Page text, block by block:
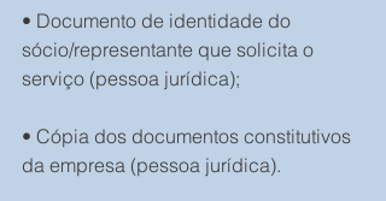
• Documento de identidade do
sócio/representante que solicita o
serviço (pessoa jurídica);
• Cópia dos documentos constitutivos
da empresa (pessoa jurídica).